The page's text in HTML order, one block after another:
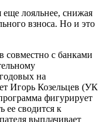
еще лояльнее, снижая
взноса. Но и это
совместно с банками
на
Игорь Козельцев (УК
фигурирует
ее сводится к
выплачивает